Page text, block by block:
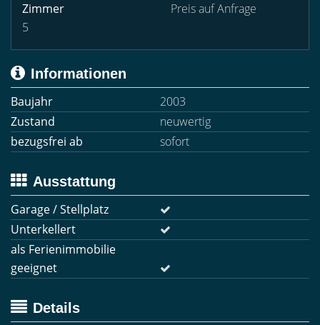
Zimmer
5
Preis auf Anfrage
Informationen
Baujahr
2003
Zustand
neuwertig
bezugsfrei ab
sofort
Ausstattung
Garage / Stellplatz
Unterkellert
als Ferienimmobilie
geeignet
Details